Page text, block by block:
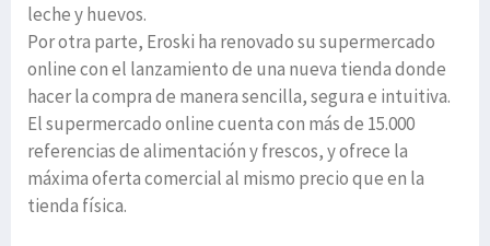
leche y huevos.
Por otra parte, Eroski ha renovado su supermercado
online con el lanzamiento de una nueva tienda donde
hacer la compra de manera sencilla, segura e intuitiva.
El supermercado online cuenta con más de 15.000
referencias de alimentación y frescos, y ofrece la
máxima oferta comercial al mismo precio que en la
tienda física.